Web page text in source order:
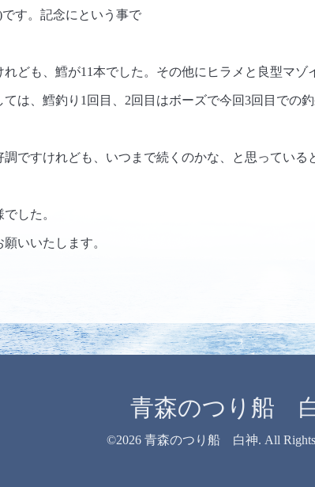
す。記念にという事で
ども、鱈が11本でした。その他にヒラメと良型マゾ
は、鱈釣り1回目、2回目はボーズで今回3回目での
ですけれども、いつまで続くのかな、と思っている
した。
いいたします。
青森のつり船
©2026 青森のつり船 白神. All